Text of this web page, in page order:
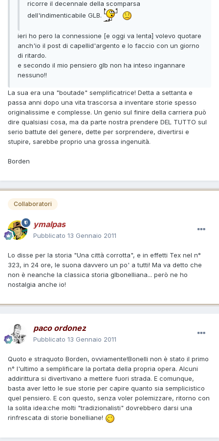
ricorre il decennale della scomparsa
dell'indimenticabile GLB.
ieri ho pero la connessione [e oggi va lenta] volevo quotare
anch'io il post di capellid'argento e lo faccio con un giorno
di ritardo.
e secondo il mio pensiero glb non ha inteso ingannare
nessuno!!
La sua era una "boutade" semplificatrice! Detta a settanta e
passa anni dopo una vita trascorsa a inventare storie spesso
originalissime e complesse. Un genio sul finire della carriera può
dire qualsiasi cosa, ma da parte nostra prendere DEL TUTTO sul
serio battute del genere, dette per sorprendere, divertirsi e
stupire, sarebbe proprio una grossa ingenuità.
Borden
Collaboratori
ymalpas
Pubblicato 13 Gennaio 2011
Lo disse per la storia "Una città corrotta", e in effetti Tex nel n°
323, in 24 ore, le suona davvero un po' a tutti! Ma va detto che
non è neanche la classica storia glbonelliana... però ne ho
nostalgia anche io!
paco ordonez
Pubblicato 13 Gennaio 2011
Quoto e straquoto Borden, ovviamente!Bonelli non è stato il primo
n° l'ultimo a semplificare la portata della propria opera. Alcuni
addirittura si divertivano a mettere fuori strada. E comunque,
basta aver letto le sue storie per capire quanto sia semplicistico
quel pensiero. E con questo, senza voler polemizzare, ritorno con
la solita idea:che molti "tradizionalisti" dovrebbero darsi una
rinfrescata di storie bonelliane!